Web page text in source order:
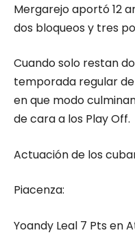
Mergarejo aportó 12
dos bloqueos y tres
Cuando solo restan
temporada regular
en que modo
de cara a los Play Off.
Actuación de los
Piacenza:
Yoandy Leal 7 Pts en